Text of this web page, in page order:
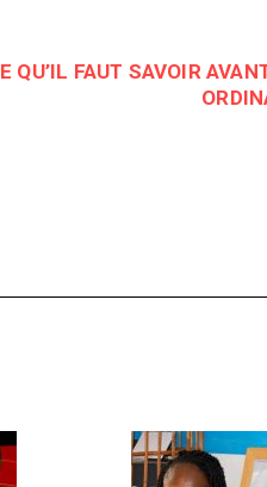
QU’IL FAUT SAVOIR